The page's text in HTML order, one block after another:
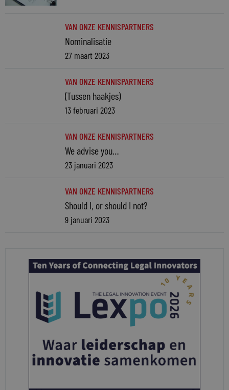
VAN ONZE KENNISPARTNERS
Nominalisatie
27 maart 2023
VAN ONZE KENNISPARTNERS
(Tussen haakjes)
13 februari 2023
VAN ONZE KENNISPARTNERS
We advise you…
23 januari 2023
VAN ONZE KENNISPARTNERS
Should I, or should I not?
9 januari 2023